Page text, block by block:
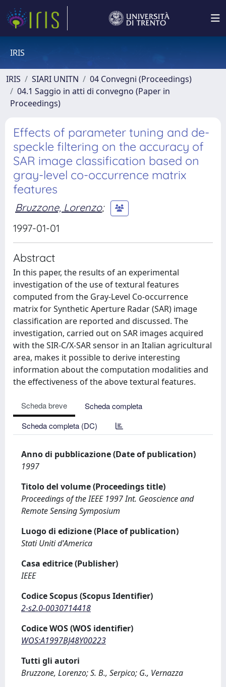
IRIS
IRIS SIARI UNITN
04 Convegni (Proceedings)
04.1 Saggio in atti di convegno (Paper in
Proceedings)
Effects of parameter tuning and de-
speckle filtering on the accuracy of
SAR image classification based on
gray-level co-occurrence matrix
features
Bruzzone, Lorenzo;
1997-01-01
Abstract
In this paper, the results of an experimental
investigation of the use of textural features
computed from the Gray-Level Co-occurrence
matrix for Synthetic Aperture Radar (SAR) image
classification are reported and discussed. The
investigation, carried out on SAR images acquired
with the SIR-C/X-SAR sensor in an Italian agricultural
area, makes it possible to derive interesting
information about the computation modalities and
the effectiveness of the above textural features.
Scheda breve
Scheda completa
Scheda completa (DC)
Anno di pubblicazione (Date of publication)
1997
Titolo del volume (Proceedings title)
Proceedings of the IEEE 1997 Int. Geoscience and
Remote Sensing Symposium
Luogo di edizione (Place of publication)
Stati Uniti d'America
Casa editrice (Publisher)
IEEE
Codice Scopus (Scopus Identifier)
2-s2.0-0030714418
Codice WOS (WOS identifier)
WOS:A1997BJ48Y00223
Tutti gli autori
Bruzzone, Lorenzo; S. B., Serpico; G., Vernazza